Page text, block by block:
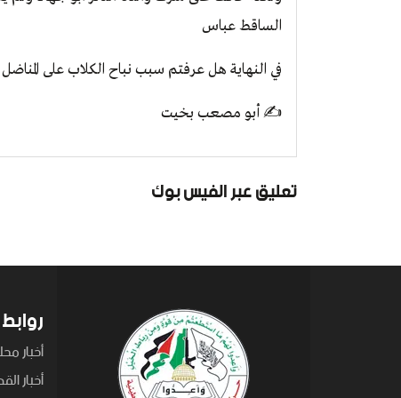
الساقط عباس
في النهاية هل عرفتم سبب نباح الكلاب على
✍ أبو مصعب بخيت
تعليق عبر الفيس بوك
روابط
أخبار
أخبار